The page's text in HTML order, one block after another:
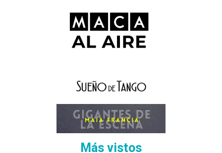
Más vistos